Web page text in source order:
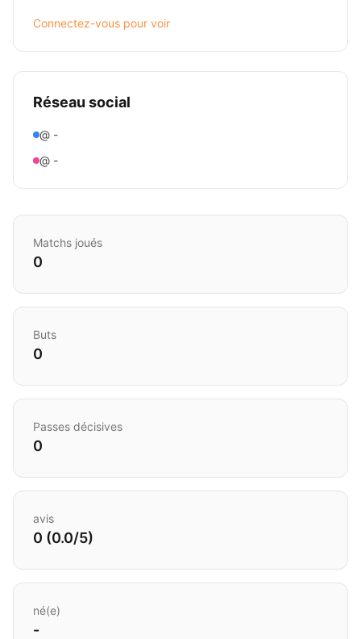
Connectez-vous pour voir
Réseau social
@ -
@ -
Matchs joués
0
Buts
0
Passes décisives
0
avis
0 (0.0/5)
né(e)
-